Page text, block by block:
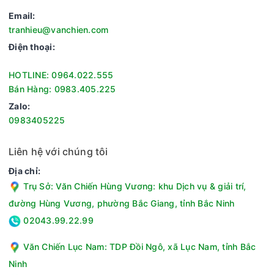
Email:
tranhieu@vanchien.com
Điện thoại:
HOTLINE: 0964.022.555
Bán Hàng: 0983.405.225
Zalo:
0983405225
Liên hệ với chúng tôi
Địa chỉ:
Trụ Sở: Văn Chiến Hùng Vương: khu Dịch vụ & giải trí,
đường Hùng Vương, phường Bắc Giang, tỉnh Bắc Ninh
02043.99.22.99
Văn Chiến Lục Nam: TDP Đồi Ngô, xã Lục Nam, tỉnh Bắc
Ninh